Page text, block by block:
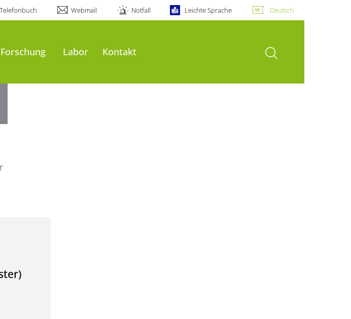
Telefonbuch Webmail Notfall Leichte Sprache Deutsch
Forschung Labor Kontakt Suche öffnen